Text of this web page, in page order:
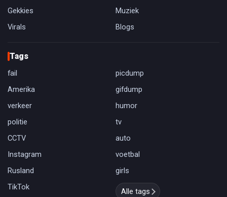
Gekkies
Muziek
Virals
Blogs
Tags
fail
picdump
Amerika
gifdump
verkeer
humor
politie
tv
CCTV
auto
Instagram
voetbal
Rusland
girls
TikTok
Alle tags